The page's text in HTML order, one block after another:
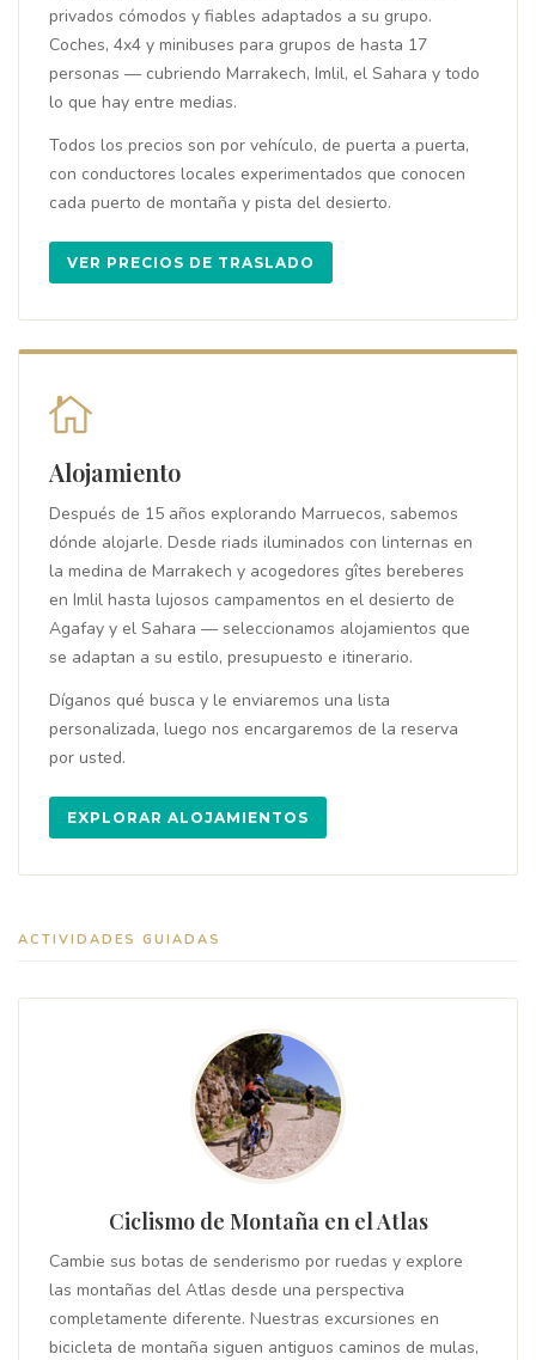
privados cómodos y fiables adaptados a su grupo.
Coches, 4x4 y minibuses para grupos de hasta 17
personas — cubriendo Marrakech, Imlil, el Sahara y todo
lo que hay entre medias.
Todos los precios son por vehículo, de puerta a puerta,
con conductores locales experimentados que conocen
cada puerto de montaña y pista del desierto.
VER PRECIOS DE TRASLADO
Alojamiento
Después de 15 años explorando Marruecos, sabemos
dónde alojarle. Desde riads iluminados con linternas en
la medina de Marrakech y acogedores gîtes bereberes
en Imlil hasta lujosos campamentos en el desierto de
Agafay y el Sahara — seleccionamos alojamientos que
se adaptan a su estilo, presupuesto e itinerario.
Díganos qué busca y le enviaremos una lista
personalizada, luego nos encargaremos de la reserva
por usted.
EXPLORAR ALOJAMIENTOS
ACTIVIDADES GUIADAS
Ciclismo de Montaña en el Atlas
Cambie sus botas de senderismo por ruedas y explore
las montañas del Atlas desde una perspectiva
completamente diferente. Nuestras excursiones en
bicicleta de montaña siguen antiguos caminos de mulas,